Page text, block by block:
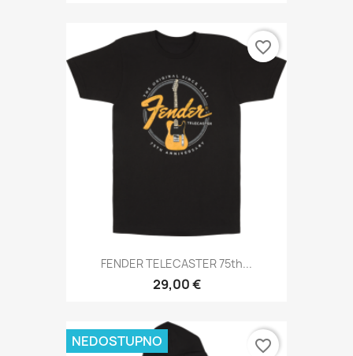
FENDER TELECASTER 75th...
29,00 €
favorite_border
NEDOSTUPNO favorite_border